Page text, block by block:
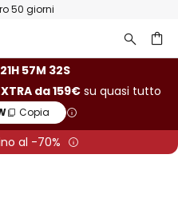
50 giorni
57M 32S
da 159€su quasi tutto
Copia
al -70%